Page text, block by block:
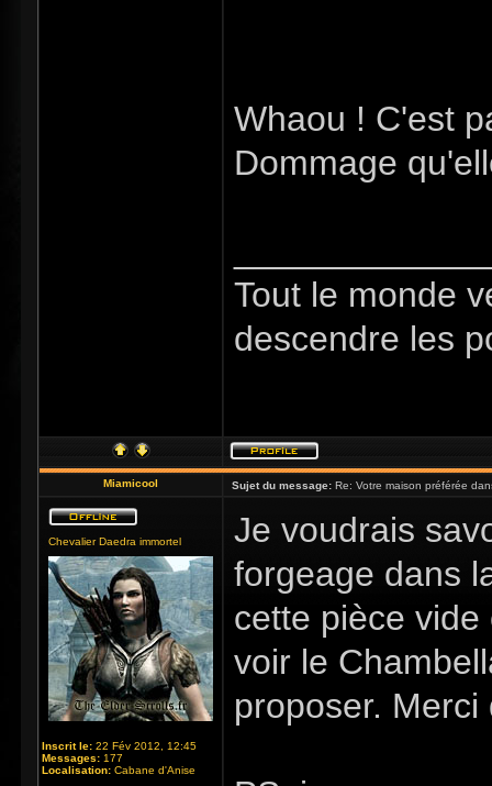
Whaou ! C'est
Dommage
Tout le monde
descendre les
Miamicool Sujet du message: Re: Votre maison préférée
Chevalier Daedra immortel
Inscrit le: 22 Fév 2012, 12:45
Messages: 177
Localisation: Cabane d'Anise
Je voudrais
forgeage dans
cette pièce
voir le
proposer. Merci